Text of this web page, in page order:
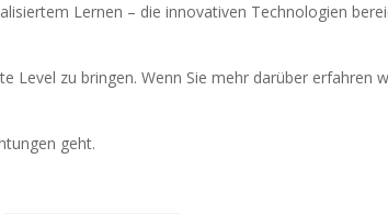
Lernen – die innovativen Technologien
Level zu bringen. Wenn Sie mehr darüber erfahren
geht.